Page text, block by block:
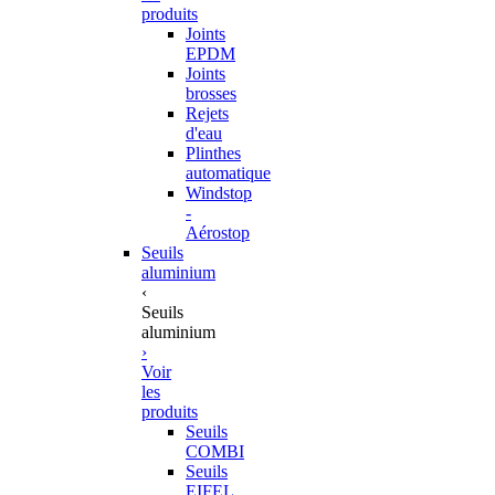
produits
Joints
EPDM
Joints
brosses
Rejets
d'eau
Plinthes
automatique
Windstop
-
Aérostop
Seuils
aluminium
‹
Seuils
aluminium
›
Voir
les
produits
Seuils
COMBI
Seuils
EIFEL